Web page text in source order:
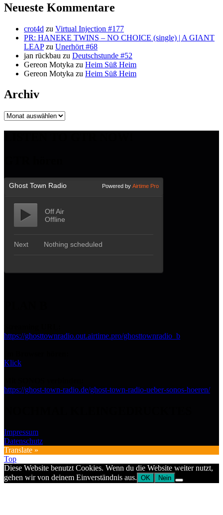
Neueste Kommentare
crot4d zu Virtual Injection #177
PR: HANEKE TWINS – NO CHOICE (single) | A GIANT
LEAPzu Unerhört #68
jan rückbau zu Deutschstunde #52
Gereon Motyka zu Heim Süß Heim
Gereon Motyka zu Heim Süß Heim
Archiv
Archiv
https://ghosttownradio.out.airtime.pro/ghosttownradio_b
Klick
https://ghost-town-radio.de/ghost-town-radio-ueber-sonos-hoeren/
Impressum
Datenschutz
Translate »
Top
Diese Website benutzt Cookies. Wenn du die Website weiter nutzt,
gehen wir von deinem Einverständnis aus. OK Nein